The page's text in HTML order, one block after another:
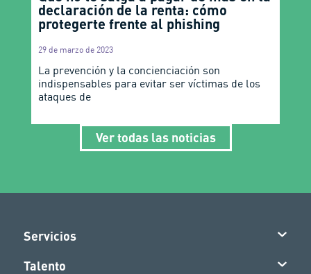
declaración de la renta: cómo
protegerte frente al phishing
29 de marzo de 2023
La prevención y la concienciación son
indispensables para evitar ser víctimas de los
ataques de
Ver todas las noticias
Servicios
Talento